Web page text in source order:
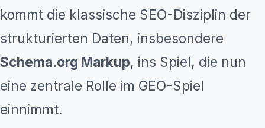
kommt die klassische SEO-Disziplin der
strukturierten Daten, insbesondere
Schema.org Markup, ins Spiel, die nun
eine zentrale Rolle im GEO-Spiel
einnimmt.